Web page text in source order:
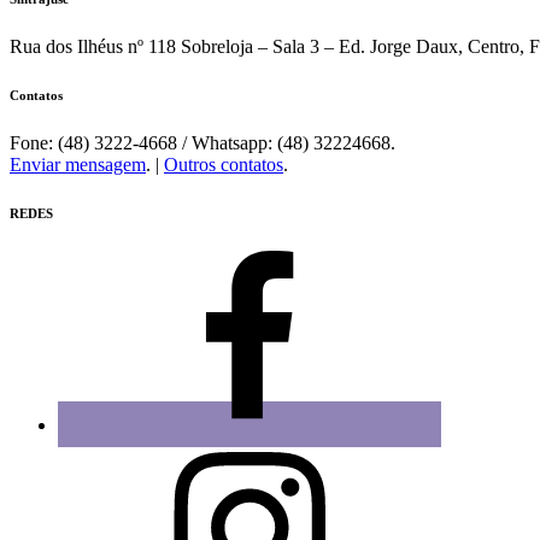
Sintrajusc
Rua dos Ilhéus nº 118 Sobreloja – Sala 3 – Ed. Jorge Daux, Centro,
Fone: (48) 3222-4668 / Whatsapp: (48) 32224668.
Enviar mensagem. | Outros contatos.